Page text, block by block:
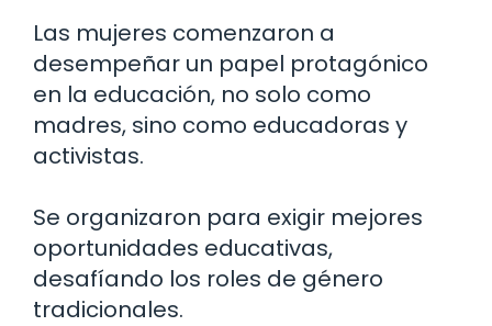
Las mujeres comenzaron a
desempeñar un papel protagónico
en la educación, no solo como
madres, sino como educadoras y
activistas.
Se organizaron para exigir mejores
oportunidades educativas,
desafíando los roles de género
tradicionales.